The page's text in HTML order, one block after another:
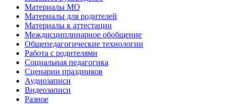
Материалы МО
Материалы для родителей
Материалы к аттестации
Междисциплинарное обобщение
Общепедагогические технологии
Работа с родителями
Социальная педагогика
Сценарии праздников
Аудиозаписи
Видеозаписи
Разное